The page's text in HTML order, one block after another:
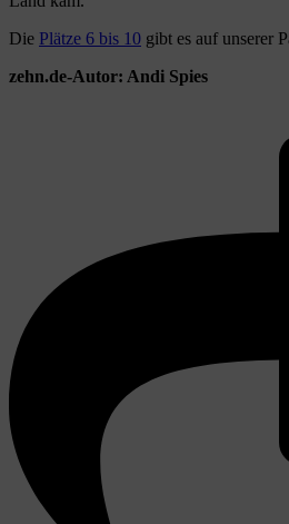
Die Plätze 6 bis 10 gibt es auf unserer
zehn.de-Autor: Andi Spies